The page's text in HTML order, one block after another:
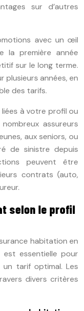
sur d’autres
avec un œil
la première année
sur le long terme.
plusieurs années, en
des tarifs.
à votre profil ou
assureurs
aux seniors, ou
de sinistre depuis
peuvent être
contrats (auto,
selon le profil
habitation en
essentielle pour
tarif optimal. Les
divers critères